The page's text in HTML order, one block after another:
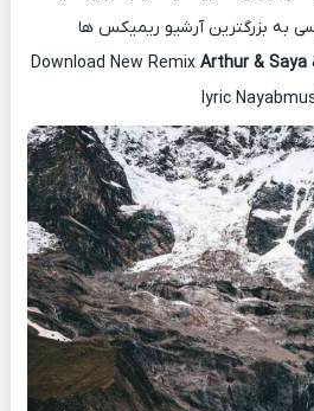
به بزرگترین آرشیو ریمیکس ها
Download New Remix Arthur & Saya
lyric